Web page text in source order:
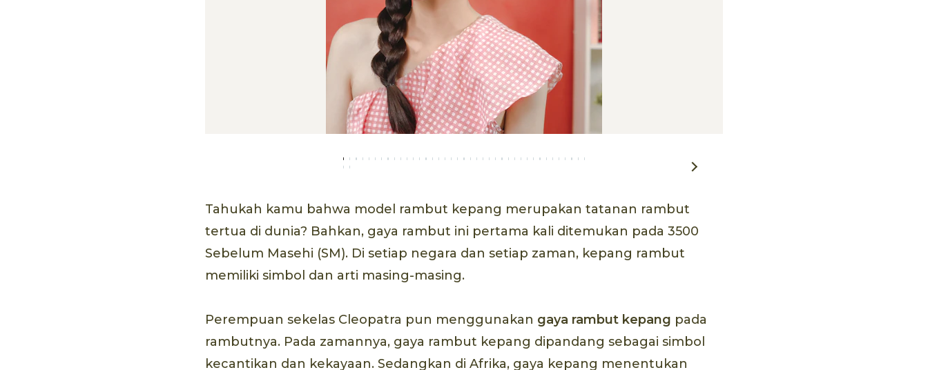
Tahukah kamu bahwa model rambut kepang merupakan tatanan rambut
tertua di dunia? Bahkan, gaya rambut ini pertama kali ditemukan pada 3500
Sebelum Masehi (SM). Di setiap negara dan setiap zaman, kepang rambut
memiliki simbol dan arti masing-masing.
Perempuan sekelas Cleopatra pun menggunakan gaya rambut kepang pada
rambutnya. Pada zamannya, gaya rambut kepang dipandang sebagai simbol
kecantikan dan kekayaan. Sedangkan di Afrika, gaya kepang menentukan